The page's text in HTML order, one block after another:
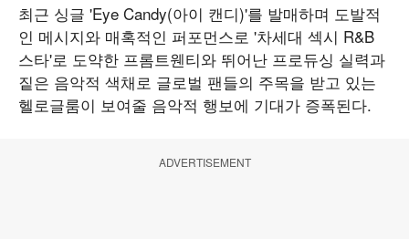
최근 싱글 'Eye Candy(아이 캔디)'를 발매하며 도발적
인 메시지와 매혹적인 퍼포먼스로 '차세대 섹시 R&B
스타'로 도약한 프롬트웬티와 뛰어난 프로듀싱 실력과
짙은 음악적 색채로 글로벌 팬들의 주목을 받고 있는
헬로글룸이 보여줄 음악적 행보에 기대가 증폭된다.
ADVERTISEMENT